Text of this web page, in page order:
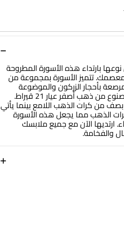
−
بارتداء هذه الأسورة المطروحة
تتميز الأسورة بمجموعة من
بأحجار الزركون والموضوعة
بشكلٍ متبادل على الهيكل المصنوع من ذهب أصفر عيار 21 قيراط.
من كرات الذهب اللامع بينما يأتي
الذهب مما يجعل هذه الأسورة
ارتديها الآن مع جميع ملابسك
والفخامة.
+